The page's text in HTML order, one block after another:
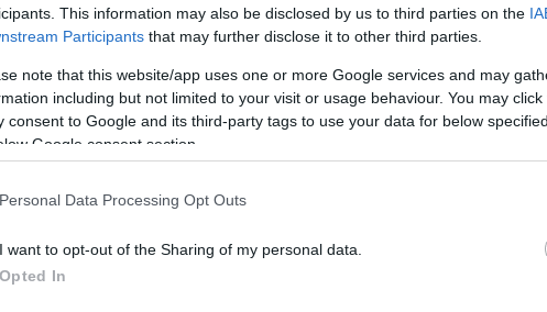
This information may also be disclosed by us to third parties on the
Participants that may further disclose it to other third parties.
note that this website/app uses one or more Google services and may
including but not limited to your visit or usage behaviour. You may
consent to Google and its third-party tags to use your data for below
Google consent section.
Personal Data Processing Opt Outs
I want to opt-out of the Sharing of my personal data.
Opted In